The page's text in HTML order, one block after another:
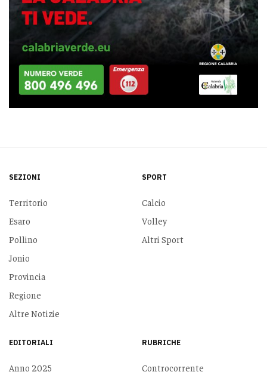
SEZIONI
Territorio
Esaro
Pollino
Jonio
Provincia
Regione
Altre Notizie
SPORT
Calcio
Volley
Altri Sport
EDITORIALI
Anno 2025
RUBRICHE
Controcorrente